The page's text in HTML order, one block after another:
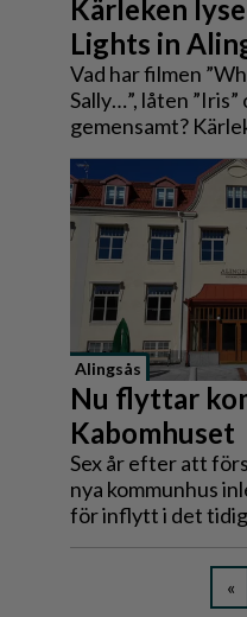
Kärleken
Lights in
Vad har filmen
Sally…”, låten
gemensamt?
kärlek blir det
årets Lights in
i höst.
Alingsås
Nu flyttar
Kabomhuset
Sex år efter att
nya kommunhus
för inflytt i det
Under veckan har
förvaltningarna
kort samlas flera«